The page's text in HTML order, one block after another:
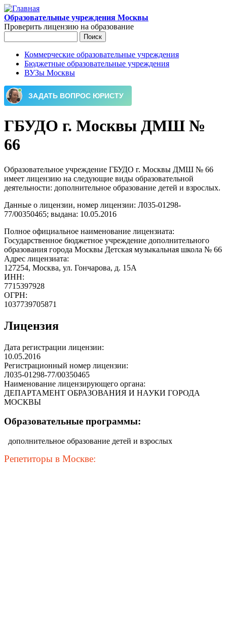
Перейти к основному содержанию
Образовательные учреждения Москвы
Проверить лицензию на образование
Главное меню
Коммерческие образовательные учреждения
Бюджетные образовательные учреждения
ВУЗы Москвы
ГБУДО г. Москвы ДМШ №
66
Образовательное учреждение ГБУДО г. Москвы ДМШ № 66
имеет лицензию на следующие виды образовательной
деятельности: дополнительное образование детей и взрослых.
Данные о лицензии, номер лицензии: Л035-01298-
77/00350465; выдана: 10.05.2016
Полное официальное наименование лицензиата:
Государственное бюджетное учреждение дополнительного
образования города Москвы Детская музыкальная школа № 66
Адрес лицензиата:
127254, Москва, ул. Гончарова, д. 15А
ИНН:
7715397928
ОГРН:
1037739705871
Лицензия
Дата регистрации лицензии:
10.05.2016
Регистрационный номер лицензии:
Л035-01298-77/00350465
Наименование лицензирующего органа:
ДЕПАРТАМЕНТ ОБРАЗОВАНИЯ И НАУКИ ГОРОДА
МОСКВЫ
Образовательные программы:
дополнительное образование детей и взрослых
Репетиторы в Москве: